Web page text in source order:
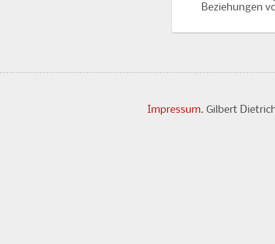
Beziehungen
Impressum. Gilbert